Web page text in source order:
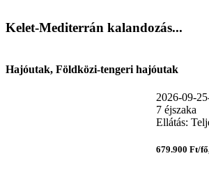
Kelet-Mediterrán kalandozás...
Hajóutak, Földközi-tengeri hajóutak
2026-09-
7 éjszaka
Ellátás:
679.900 Ft/